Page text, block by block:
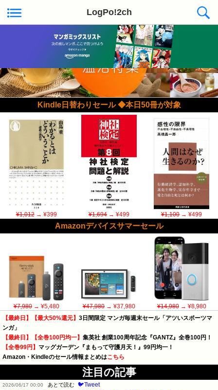
LogPo!2ch
Kindle日替わりセール ◆本日50冊が対象
¥1,012→ ¥399 ¥1,694→ ¥499 ¥1,100→ ¥499
Amazonデバイスサマーセール
¥7,980→ ¥5,480 ¥47,980→ ¥37,980 ¥14,980→ ¥8,980
【最終日】【最大50%還元】 3日間限定 マンガ毎週末セール「アツいスポーツマ
ンガ」
【最終日】【全巻100円均一】 集英社 創業100周年記念『GANTZ』全巻100円！
【全巻99円】 マッグガーデン『まもって守護月天！』99円均一！
Amazon・Kindleのセール情報まとめはこちら
注目の記事
2026/06/17 00:00 あとで読む 🐦Tweet